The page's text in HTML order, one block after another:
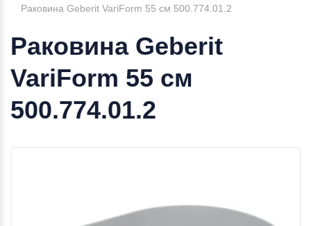
Раковина Geberit VariForm 55 см 500.774.01.2
Раковина Geberit
VariForm 55 см
500.774.01.2